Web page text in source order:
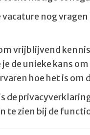
nog
vrijblijvend
de unieke kans
hoe het is
de
te zien bij de